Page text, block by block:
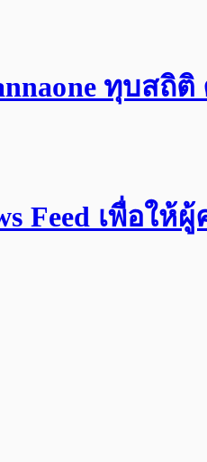
ทุบสถิ
Feed เพื่อใ